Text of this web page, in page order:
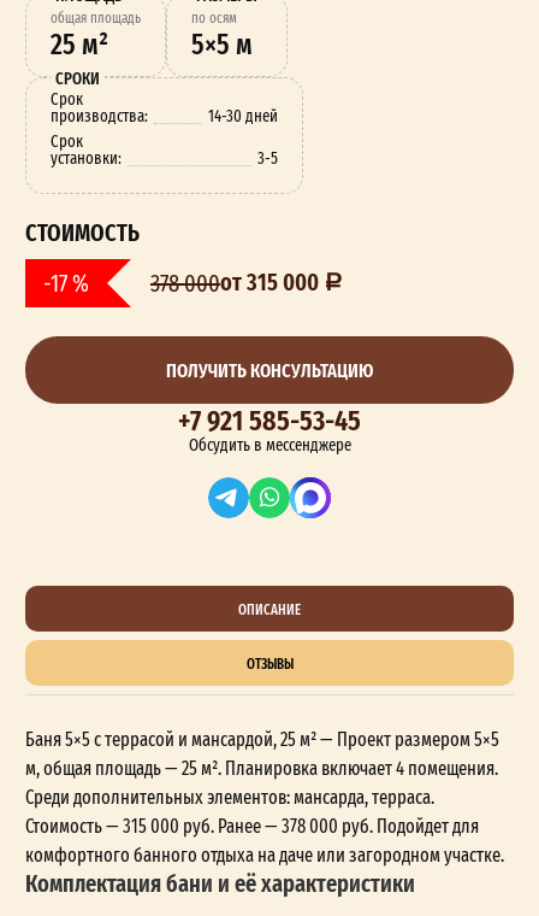
oбщая площадь
25 м²
по осям
5×5 м
СРОКИ
Срок
производства:
14-30 дней
Срок
установки: 3-5
СТОИМОСТЬ
-17 % 378 000от 315 000
ПОЛУЧИТЬ КОНСУЛЬТАЦИЮ
+7 921 585-53-45
Обсудить в мессенджере
ОПИСАНИЕ
ОТЗЫВЫ
Баня 5×5 с террасой и мансардой, 25 м² — Проект размером 5×5
м, общая площадь — 25 м². Планировка включает 4 помещения.
Среди дополнительных элементов: мансарда, терраса.
Стоимость — 315 000 руб. Ранее — 378 000 руб. Подойдет для
комфортного банного отдыха на даче или загородном участке.
Комплектация бани и её характеристики